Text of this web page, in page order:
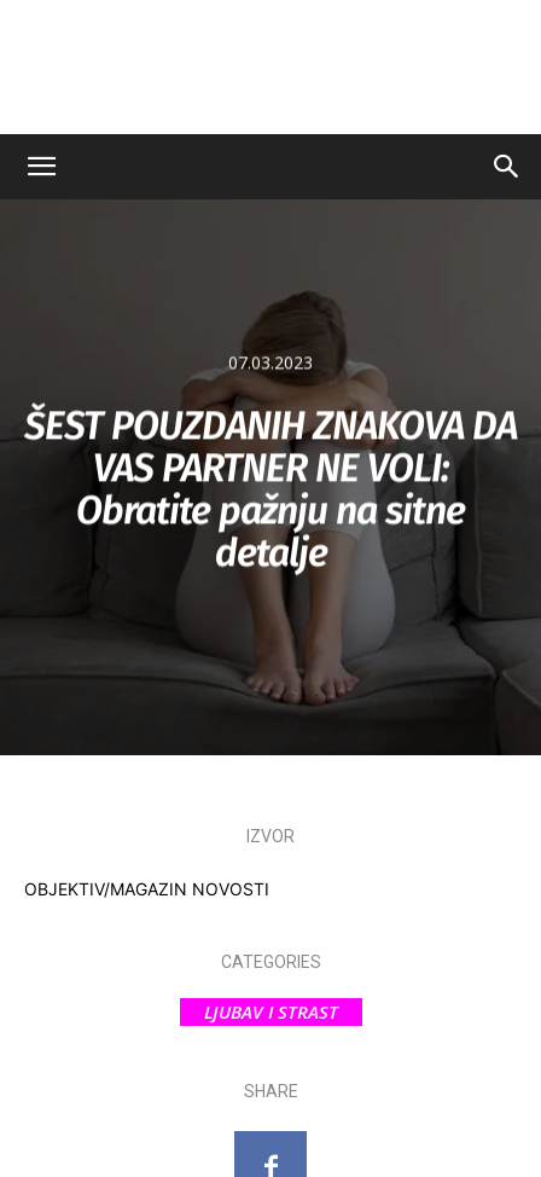
07.03.2023
ŠEST POUZDANIH ZNAKOVA DA
VAS PARTNER NE VOLI:
Obratite pažnju na sitne
detalje
IZVOR
OBJEKTIV/MAGAZIN NOVOSTI
CATEGORIES
LJUBAV I STRAST
SHARE